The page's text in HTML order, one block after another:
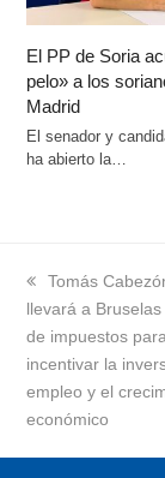
El PP de Soria
pelo» a los
Madrid
El senador y
ha abierto la…
previous
post:
Tomás
llevará a
de impuestos para
incentivar la
empleo y el
económico